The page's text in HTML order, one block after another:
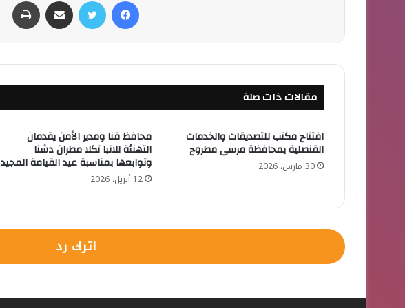
مقالات ذات صلة
افتتاح مكتب للتصديقات والخدمات
القنصلية بمحافظة مرسى مطروح
30 مارس، 2026
محافظ قنا ومدير الأمن يقدمان
التهنئة للانبا تكلا مطران دشنا
وتوابعها بمناسبة عيد القيامة المجيد
12 أبريل، 2026
اترك رد